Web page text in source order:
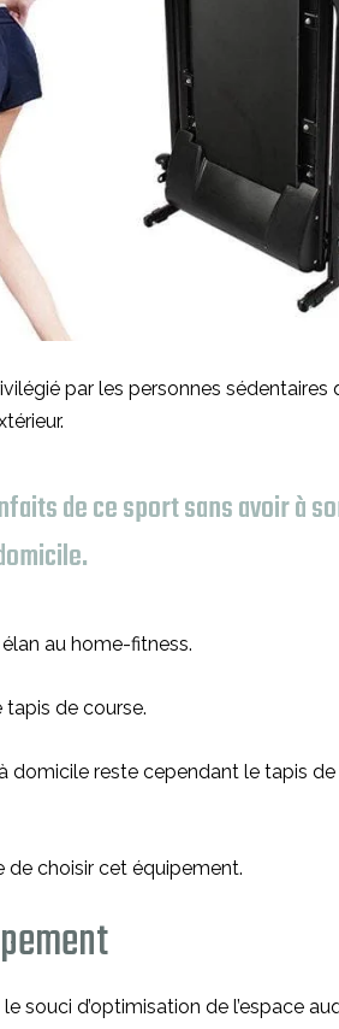
par les personnes sédentaires
de ce sport sans avoir à
au home-fitness.
de course.
domicile reste cependant le tapis
de choisir cet équipement.
souci d’optimisation de l’espace